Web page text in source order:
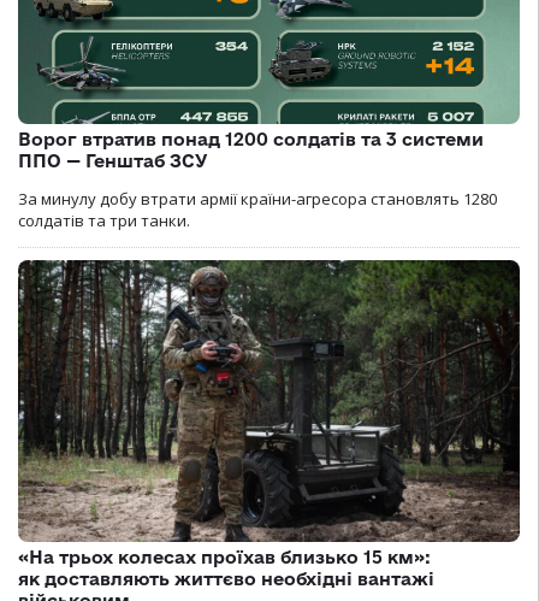
Ворог втратив понад 1200 солдатів та 3 системи
ППО — Генштаб ЗСУ
За минулу добу втрати армії країни-агресора становлять 1280
солдатів та три танки.
«На трьох колесах проїхав близько 15 км»:
як доставляють життєво необхідні вантажі